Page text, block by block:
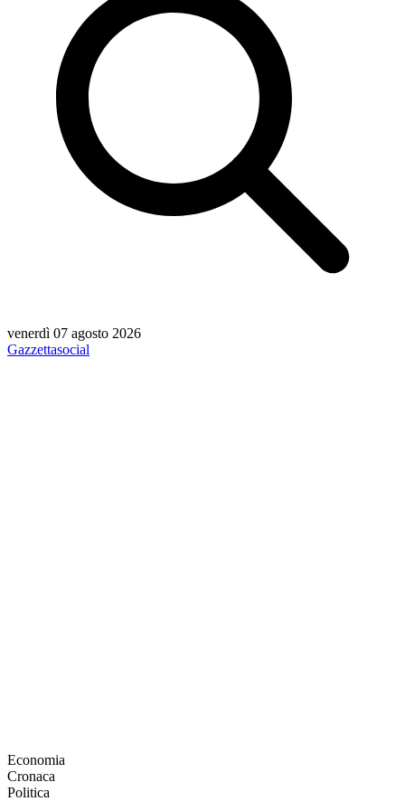
venerdì 07 agosto 2026
Gazzettasocial
Economia
Cronaca
Politica